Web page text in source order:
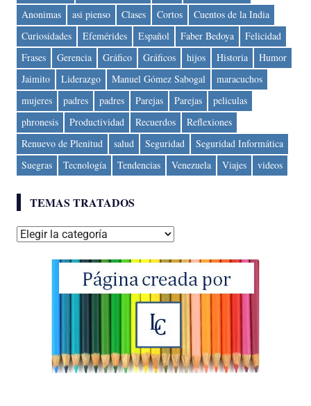
Anonimas
asi pienso Clases Cortos
Cuentos de la India
Curiosidades
Efemérides Español Faber Bedoya
Felicidad
Frases
Gerencia Gráfico Gráficos hijos Historia
Humor
Jaimito
Liderazgo Manuel Gómez Sabogal
maracuchos
mujeres
padres padres Parejas Parejas
peliculas
phronesis
Productividad Recuerdos
Reflexiones
Renuevo de Plenitud
salud Seguridad
Seguridad Informática
Suegras
Tecnología Tendencias Venezuela Viajes videos
TEMAS TRATADOS
Temas